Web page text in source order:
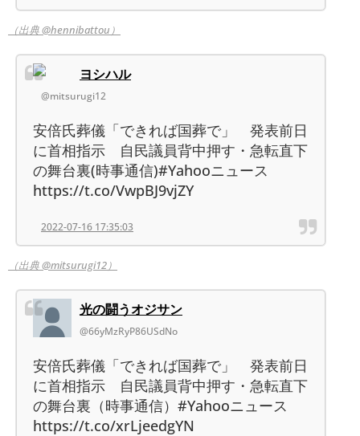
（出典 @hennibattou）
ヨシハル
@mitsurugi12
安倍氏葬儀「できれば国葬で」 発表前日
に首相指示 自民議員背中押す・急転直下
の舞台裏(時事通信)#Yahooニュース
https://t.co/VwpBJ9vjZY
2022-07-16 17:35:03
（出典 @mitsurugi12）
光の闘うオジサン
@66yMzRyP86USdNo
安倍氏葬儀「できれば国葬で」 発表前日
に首相指示 自民議員背中押す・急転直下
の舞台裏（時事通信）#Yahooニュース
https://t.co/xrLjeedgYN